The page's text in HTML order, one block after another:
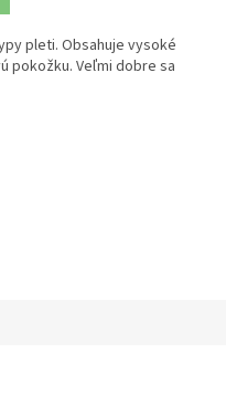
pleti. Obsahuje vysoké
pokožku. Veľmi dobre sa